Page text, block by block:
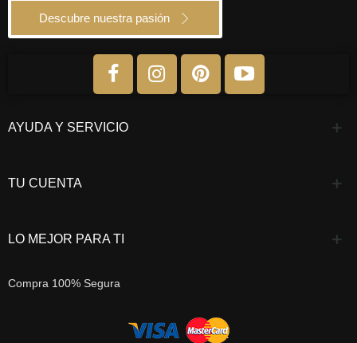
Descubre nuestra pasión
AYUDA Y SERVICIO
TU CUENTA
LO MEJOR PARA TI
Compra 100% Segura